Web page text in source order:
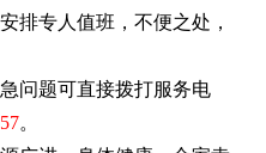
专人值班，不便之处，
题可直接拨打服务电
。